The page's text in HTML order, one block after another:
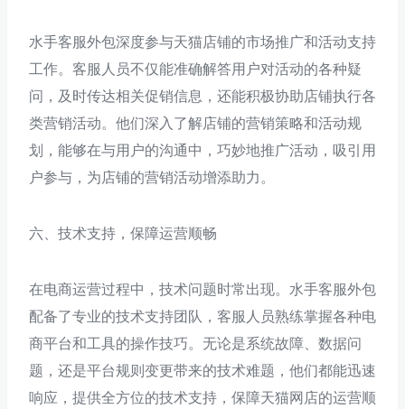
水手客服外包深度参与天猫店铺的市场推广和活动支持
工作。客服人员不仅能准确解答用户对活动的各种疑
问，及时传达相关促销信息，还能积极协助店铺执行各
类营销活动。他们深入了解店铺的营销策略和活动规
划，能够在与用户的沟通中，巧妙地推广活动，吸引用
户参与，为店铺的营销活动增添助力。
六、技术支持，保障运营顺畅
在电商运营过程中，技术问题时常出现。水手客服外包
配备了专业的技术支持团队，客服人员熟练掌握各种电
商平台和工具的操作技巧。无论是系统故障、数据问
题，还是平台规则变更带来的技术难题，他们都能迅速
响应，提供全方位的技术支持，保障天猫网店的运营顺